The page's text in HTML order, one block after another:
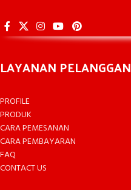
LAYANAN PELANGGAN
PROFILE
PRODUK
CARA PEMESANAN
CARA PEMBAYARAN
FAQ
CONTACT US